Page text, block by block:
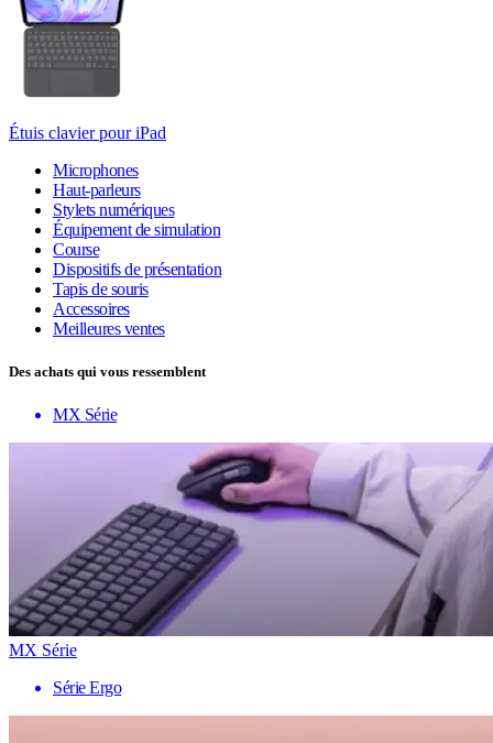
Étuis clavier pour iPad
Microphones
Haut-parleurs
Stylets numériques
Équipement de simulation
Course
Dispositifs de présentation
Tapis de souris
Accessoires
Meilleures ventes
Des achats qui vous ressemblent
MX Série
MX Série
Série Ergo